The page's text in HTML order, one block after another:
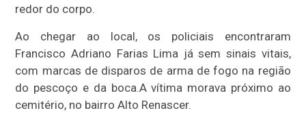
redor do corpo.
Ao chegar ao local, os policiais encontraram
Francisco Adriano Farias Lima já sem sinais vitais,
com marcas de disparos de arma de fogo na região
do pescoço e da boca.A vítima morava próximo ao
cemitério, no bairro Alto Renascer.